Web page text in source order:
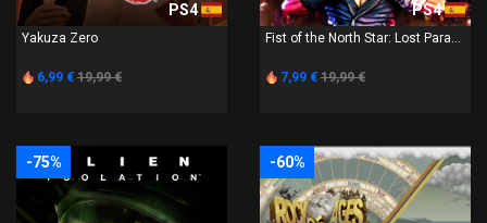
PS4
Yakuza Zero
6,99 € 19,99 €
PS4
Fist of the North Star: Lost Para...
7,99 € 19,99 €
-75% -60%